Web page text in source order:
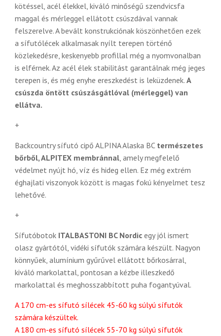
kötéssel, acél élekkel, kiváló minőségű szendvicsfa
maggal és mérleggel ellátott csúszdával vannak
felszerelve. A bevált konstrukciónak köszönhetően ezek
a sífutólécek alkalmasak nyílt terepen történő
közlekedésre, keskenyebb profillal még a nyomvonalban
is elférnek. Az acél élek stabilitást garantálnak még jeges
terepen is, és még enyhe ereszkedést is leküzdenek. A
csúszda öntött csúszásgátlóval (mérleggel) van
ellátva.
+
Backcountry sífutó cipő ALPINA Alaska BC természetes
bőrből, ALPITEX membránnal , amely megfelelő
védelmet nyújt hó, víz és hideg ellen. Ez még extrém
éghajlati viszonyok között is magas fokú kényelmet tesz
lehetővé.
+
Sífutóbotok ITALBASTONI BC Nordic egy jól ismert
olasz gyártótól, vidéki sífutók számára készült. Nagyon
könnyűek, alumínium gyűrűvel ellátott bőrkosárral,
kiváló markolattal, pontosan a kézbe illeszkedő
markolattal és meghosszabbított puha fogantyúval.
A 170 cm-es sífutó sílécek 45-60 kg súlyú sífutók
számára készültek.
A 180 cm-es sífutó sílécek 55-70 kg súlyú sífutók